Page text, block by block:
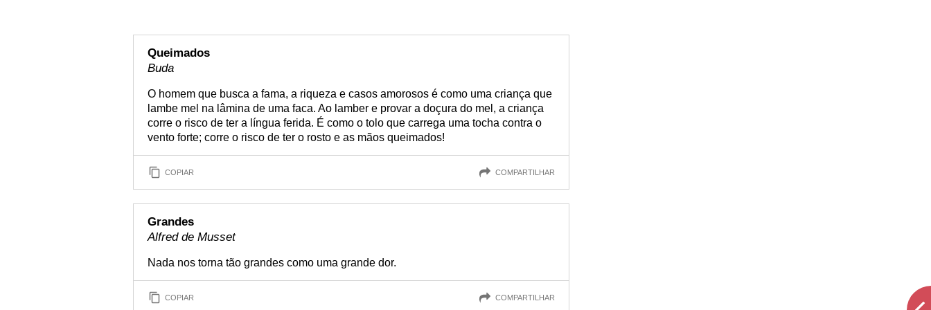
Queimados
Buda
O homem que busca a fama, a riqueza e casos amorosos é como uma criança que
lambe mel na lâmina de uma faca. Ao lamber e provar a doçura do mel, a criança
corre o risco de ter a língua ferida. É como o tolo que carrega uma tocha contra o
vento forte; corre o risco de ter o rosto e as mãos queimados!
COPIAR COMPARTILHAR
Grandes
Alfred de Musset
Nada nos torna tão grandes como uma grande dor.
COPIAR COMPARTILHAR